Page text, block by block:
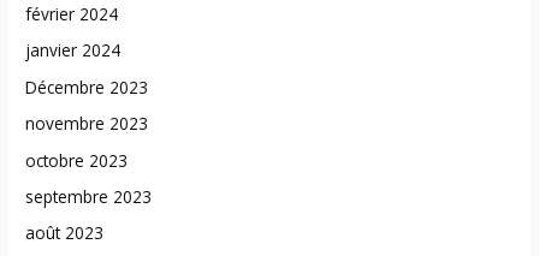
février 2024
janvier 2024
Décembre 2023
novembre 2023
octobre 2023
septembre 2023
août 2023